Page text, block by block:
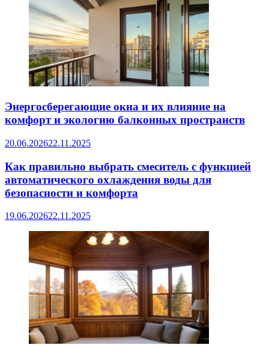
Энергосберегающие окна и их влияние на
комфорт и экологию балконных пространств
20.06.202622.11.2025
Как правильно выбрать смеситель с функцией
автоматического охлаждения воды для
безопасности и комфорта
19.06.202622.11.2025